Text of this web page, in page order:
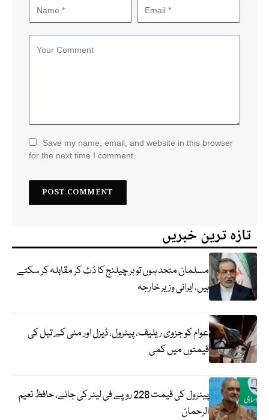
Save my name, email, and website in this browser
for the next time I comment.
تازہ ترین خبریں
مسلمان متحد ہوں تو ہر چیلنج کا ڈٹ کر مقابلہ کر سکتے
ہیں، ایرانی وزیر خارجہ
عوام کو جزوی ریلیف، پیٹرول، ڈیزل اور مٹی کے تیل کی
قیمتوں میں کمی
پیٹرول کی قیمت 228 روپے فی لیٹر کی جائے، حافظ نعیم
الرحمان